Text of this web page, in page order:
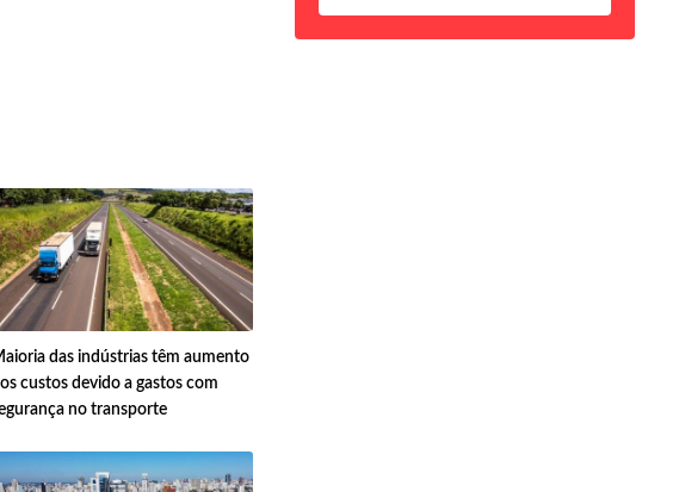
das indústrias têm aumento
custos devido a gastos com
no transporte